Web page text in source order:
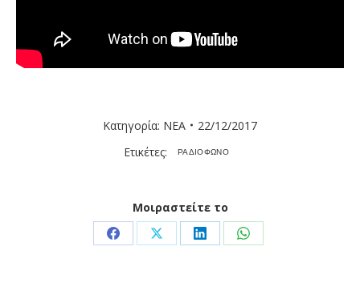
Κατηγορία: ΝΕΑ
22/12/2017
Ετικέτες:
ΡΑΔΙΟΦΩΝΟ
Μοιραστείτε το
Share Share Share Share